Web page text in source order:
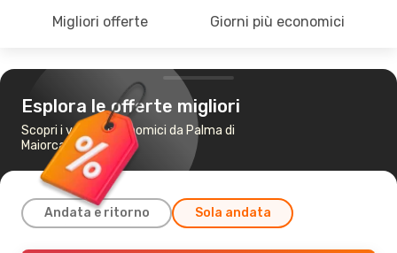
Migliori offerte Giorni più economici
Esplora le offerte migliori
Scopri i voli più economici da Palma di
Maiorca a Palermo
Andata e ritorno Sola andata